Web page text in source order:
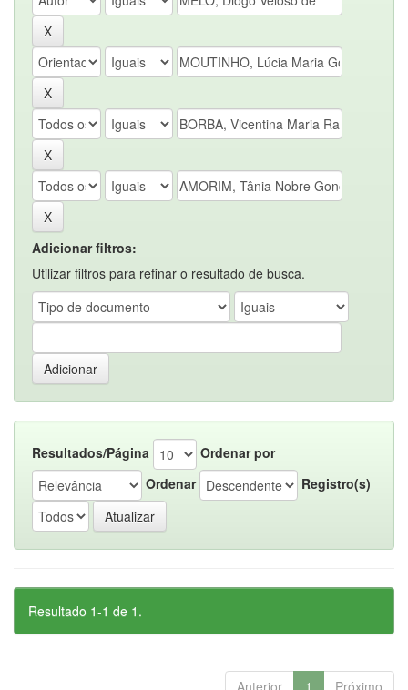
Adicionar filtros:
Utilizar filtros para refinar o resultado de busca.
Resultados/Página
Ordenar por
Ordenar
Registro(s)
Resultado 1-1 de 1.
Anterior 1 Próximo